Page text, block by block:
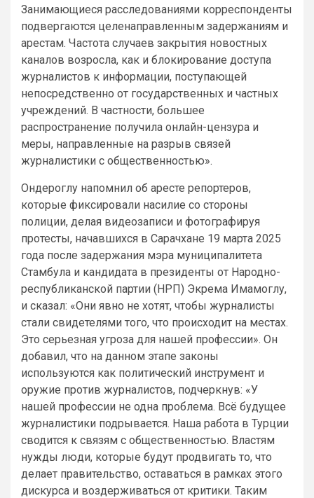
Занимающиеся расследованиями корреспонденты
подвергаются целенаправленным задержаниям и
арестам. Частота случаев закрытия новостных
каналов возросла, как и блокирование доступа
журналистов к информации, поступающей
непосредственно от государственных и частных
учреждений. В частности, большее
распространение получила онлайн-цензура и
меры, направленные на разрыв связей
журналистики с общественностью».
Ондероглу напомнил об аресте репортеров,
которые фиксировали насилие со стороны
полиции, делая видеозаписи и фотографируя
протесты, начавшихся в Сарачхане 19 марта 2025
года после задержания мэра муниципалитета
Стамбула и кандидата в президенты от Народно-
республиканской партии (НРП) Экрема Имамоглу,
и сказал: «Они явно не хотят, чтобы журналисты
стали свидетелями того, что происходит на местах.
Это серьезная угроза для нашей профессии». Он
добавил, что на данном этапе законы
используются как политический инструмент и
оружие против журналистов, подчеркнув: «У
нашей профессии не одна проблема. Всё будущее
журналистики подрывается. Наша работа в Турции
сводится к связям с общественностью. Властям
нужды люди, которые будут продвигать то, что
делает правительство, оставаться в рамках этого
дискурса и воздерживаться от критики. Таким